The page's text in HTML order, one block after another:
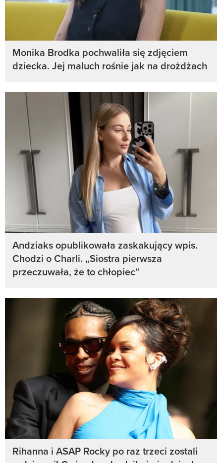
Monika Brodka pochwaliła się zdjęciem
dziecka. Jej maluch rośnie jak na drożdżach
Andziaks opublikowała zaskakujący wpis.
Chodzi o Charli. „Siostra pierwsza
przeczuwała, że to chłopiec”
Rihanna i ASAP Rocky po raz trzeci zostali